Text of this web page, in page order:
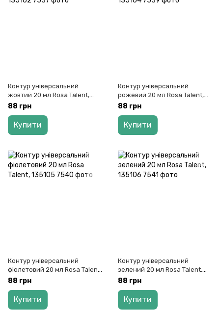
Контур універсальний
жовтий 20 мл Rosa Talent,
135102
88 грн
Купити
Контур універсальний
рожевий 20 мл Rosa Talent,
135104
88 грн
Купити
Контур універсальний
фіолетовий 20 мл Rosa Talent,
135105
88 грн
Купити
Контур універсальний
зелений 20 мл Rosa Talent,
135106
88 грн
Купити